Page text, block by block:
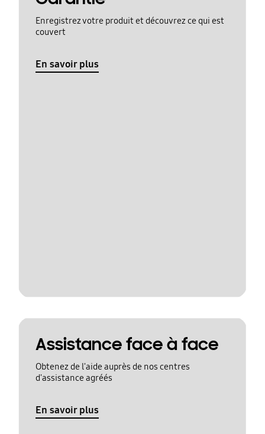
Enregistrez votre produit et découvrez ce qui est
couvert
En savoir plus
Assistance face à face
Obtenez de l'aide auprès de nos centres
d'assistance agréés
En savoir plus